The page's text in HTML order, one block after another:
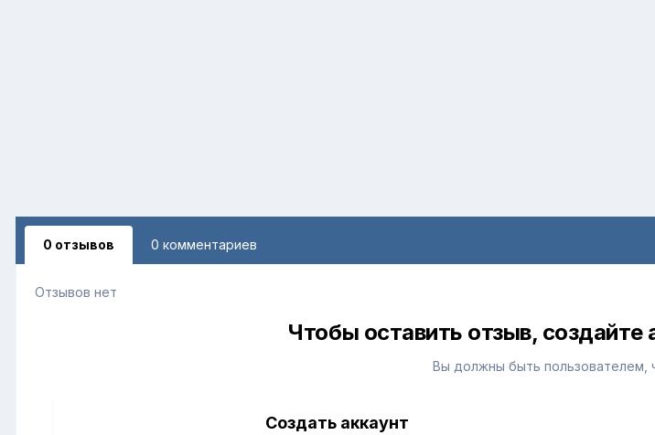
0 отзывов 0 комментариев
Отзывов нет
Чтобы оставить отзыв, создайте
Вы должны быть пользователем,
Создать аккаунт